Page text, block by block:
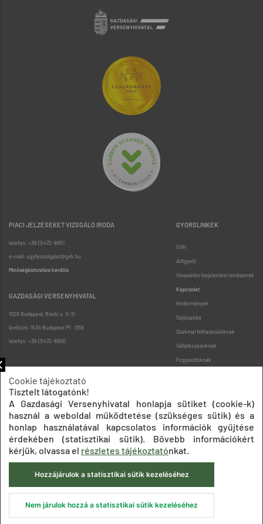
PIACI JELZÉSEKET VIZSGÁLÓ IRODA
telefon: +36 (1) 472-8851
e-mail: ugyfelszolgalat@gvh.hu
Minőségbiztosítási kérdőív
GAZDASÁGI VERSENYHIVATAL
1026 Budapest, Riadó u. 5-11.
levélcím: 1534 Budapest Pf.: 958
telefon: +36 (1) 472-8900
GYORSLINKEK
GVH
Árfigyelő
Visszaélés-bejelentési rendszerek
Kapcsolat
Hirdetmények
Sajtószoba
Szakmai felhasználóknak
Vállalkozásoknak
Fogyasztóknak
Közadatkereső
Süti beállítások ÁSZF
© 2020 Gazdasági Versenyhivatal
Cookie tájékoztató
Tisztelt látogatónk!
A Gazdasági Versenyhivatal honlapja sütiket (cookie-k)
használ a weboldal működtetése (szükséges sütik) és a
honlap használatával kapcsolatos információk gyűjtése
érdekében (statisztikai sütik). Bővebb információkért
kérjük, olvassa el részletes tájékoztatónkat.
Hozzájárulok a statisztikai sütik kezeléséhez
Nem járulok hozzá a statisztikai sütik kezeléséhez